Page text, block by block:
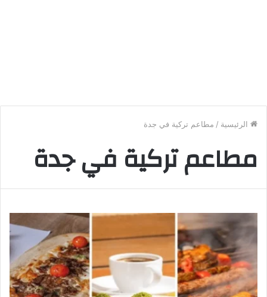
الرئيسية / مطاعم تركية في جدة
مطاعم تركية في جدة